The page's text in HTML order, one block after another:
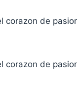
corazon de
corazon de